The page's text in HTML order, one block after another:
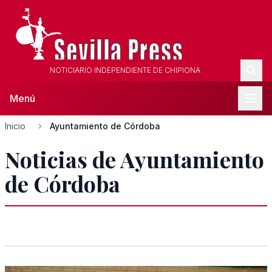
NOTICIARIO INDEPENDIENTE DE CHIPIONA
Menú
Inicio Ayuntamiento de Córdoba
Noticias de Ayuntamiento
de Córdoba